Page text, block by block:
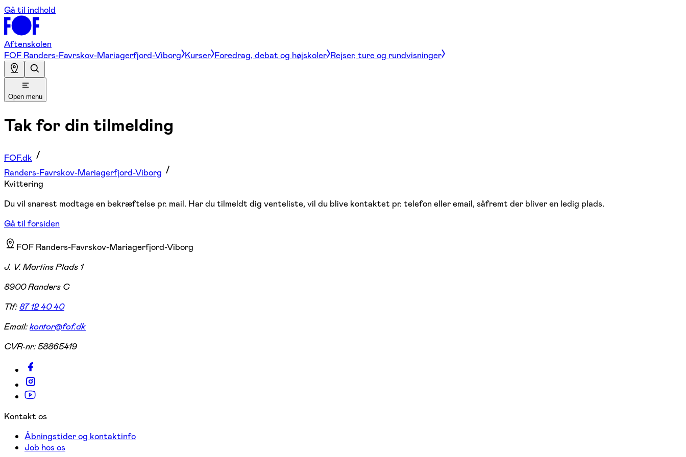
Gå til indhold
Aftenskolen
FOF Randers-Favrskov-Mariagerfjord-Viborg Kurser Foredrag, debat og højskoler Rejser, ture og rundvisninger
Open menu
Tak for din tilmelding
FOF.dk
Randers-Favrskov-Mariagerfjord-Viborg
Kvittering
Du vil snarest modtage en bekræftelse pr. mail. Har du tilmeldt dig venteliste, vil du blive kontaktet pr. telefon eller email, såfremt der bliver en ledig plads.
Gå til forsiden
FOF Randers-Favrskov-Mariagerfjord-Viborg
J. V. Martins Plads 1
8900 Randers C
Tlf:87 12 40 40
Email:kontor@fof.dk
CVR-nr:58865419
Kontakt os
Åbningstider og kontaktinfo
Job hos os